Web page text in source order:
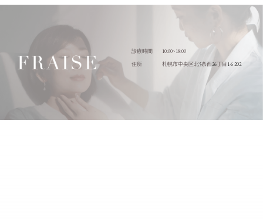
診療時間 10:00~18:00
住所 札幌市中央区北5条西26丁目 1-6 202